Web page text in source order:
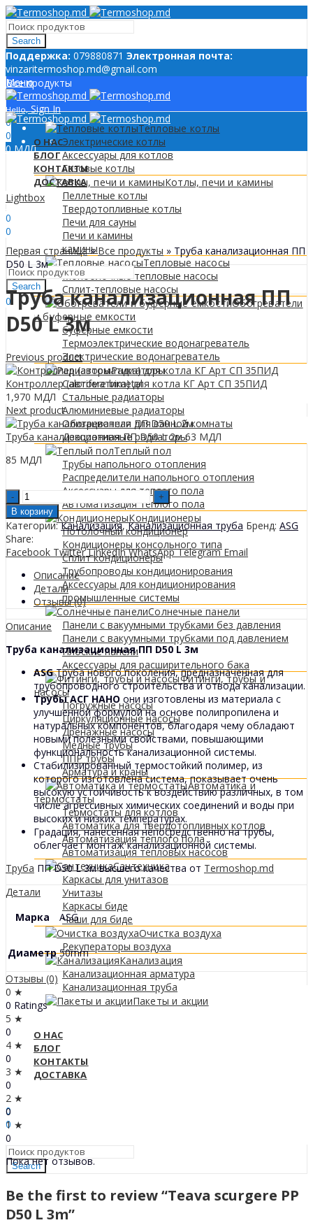
Search
Поддержкa: 079880871 Электронная почта:
vinzaritermoshop.md@gmail.com
Меню
Hello, Sign In
0
0
0МДЛ
Все продукты
Тепловые котлы
Электрические котлы
Аксессуары для котлов
Газовые котлы
Котлы, печи и камины
Пеллетные котлы
Твердотопливные котлы
Печи для сауны
Печи и камины
камины
Тепловые насосы
Моноблочные тепловые насосы
Сплит-тепловые насосы
Обогреватели
и буферные емкости
буферные емкости
Термоэлектрические водонагреватель
Электрические водонагреватель
Радиаторы
Calorifere bimetal
Стальные радиаторы
Алюминиевые радиаторы
Обогреватели для ванной комнаты
Декоративные радиаторы
Tеплый пол
Трубы напольного отопления
Распределители напольного отопления
Аксессуары для теплого пола
Автоматизация теплого пола
Кондиционеры
Потолочный кондиционер
Кондиционеры консольного типа
Сплит кондиционеры
Трубопроводы кондиционирования
Аксессуары для кондиционирования
промышленные системы
Солнечные панели
Панели с вакуумными трубками без давления
Панели с вакуумными трубками под давлением
Плоские панели
Аксессуары для расширительного бака
Фитинги, трубы и
насосы
Погружные насосы
Циркуляционные насосы
Дренажные насосы
Медные трубы
ППР трубы
Арматура и краны
Автоматика и
термостаты
Термостаты для котлов
Автоматика для твердотопливных котлов
Автоматизация теплого пола
Автоматизация тепловых насосов
Сантехника
Каркасы для унитазов
Унитазы
Каркасы биде
Чаши для биде
Очистка воздуха
Рекуператоры воздуха
Канализация
Канализационная арматура
Канализационная труба
Пакеты и акции
О НАС
БЛОГ
КОНТАКТЫ
ДОСТАВКА
Hello,
0
0
0
Search
О НАС
БЛОГ
КОНТАКТЫ
ДОСТАВКА
Hello, Sign In
0
0
0
Меню
Search
0
0МДЛ
Lightbox
Первая страница»Все продукты » Труба канализационная ПП
D50 L 3м
Труба канализационная ПП
D50 L 3м
Previous product
Контроллер (автоматика) для котла КГ Арт СП 35ПИД
1,970 МДЛ
Next product
Труба канализационная ПП D50 L 2м63 МДЛ
85 МДЛ
Teava
scurgere
PP
D50
L
3m
quantity
В корзину
Категории:Канализация,Канализационная труба Бренд: ASG
Share:
Facebook Twitter LinkedIn WhatsApp Telegram Email
Описание
Детали
Отзывы (0)
Описание
Труба канализационная ПП D50 L 3м
ASGТруба нового поколения, предназначенная для
трубопроводного строительства и отвода канализации.
Трубы АСГ НАНО они изготовлены из материала с
улучшенной формулой на основе полипропилена и
натуральных компонентов, благодаря чему обладают
новыми полезными свойствами, повышающими
функциональность канализационной системы.
Стабилизированный термостойкий полимер, из
которого изготовлена ​​система, показывает очень
высокую устойчивость к воздействию различных, в том
числе агрессивных химических соединений и воды при
высоких и низких температурах.
Градация, нанесенная непосредственно на трубы,
облегчает монтаж канализационной системы.
Трубa ПП D50 L 3м высшего качества от Termoshop.md
Детали
Марка
ASG
Диаметр 50mm
Отзывы (0)
0 ★
0 Ratings
5 ★
0
4 ★
0
3 ★
0
2 ★
0
1 ★
0
Пока нет отзывов.
Be the first to review “Teava scurgere PP
D50 L 3m”